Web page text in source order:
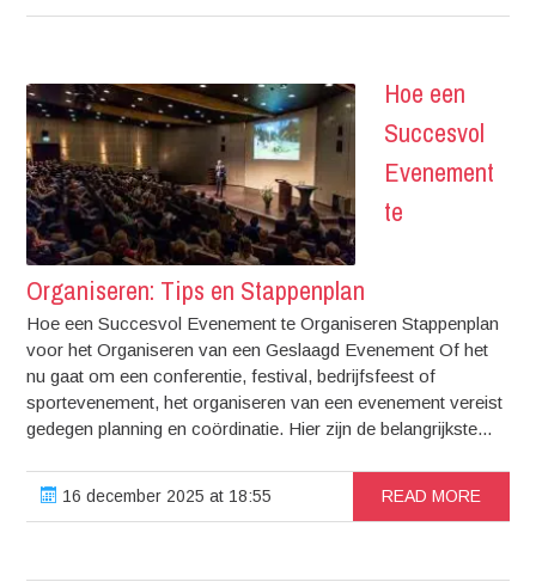
Hoe een
Succesvol
Evenement
te
Organiseren: Tips en Stappenplan
Hoe een Succesvol Evenement te Organiseren Stappenplan
voor het Organiseren van een Geslaagd Evenement Of het
nu gaat om een conferentie, festival, bedrijfsfeest of
sportevenement, het organiseren van een evenement vereist
gedegen planning en coördinatie. Hier zijn de belangrijkste...
16 december 2025 at 18:55 READ MORE